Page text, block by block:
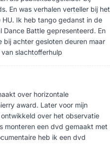
En was verhalen verteller bij het
Ik heb tango gedanst in de
Dance Battle gepresenteerd. En
bij achter gesloten deuren maar
slachtofferhulp
over horizontale
award. Later voor mijn
over het observatie
monteren een dvd gemaakt met
heb ik een dvd